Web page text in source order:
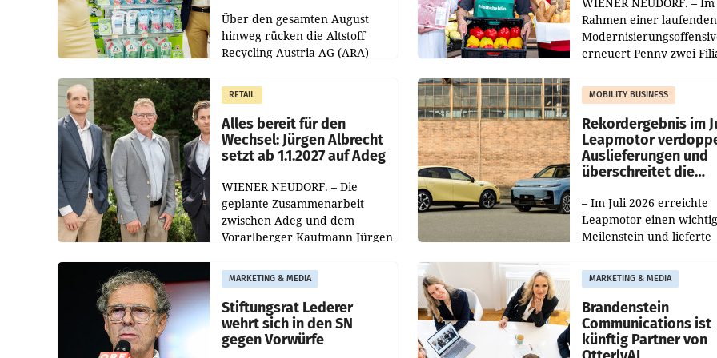
Über den gesamten August
hinweg rücken die Altstoff
Recycling Austria AG (ARA)
Müller die Initiative „Kreislauf-
Helden“ in allen
österreichischen Müller-Filialen
Rahmen einer laufenden
erneuert Penny zwei
Die beiden Standorte
Haag sowie im rund
RETAIL
Alles bereit für den
Wechsel: Jürgen Albrecht
setzt ab 1.1.2027 auf Adeg
WIENER NEUDORF. – Die
geplante Zusammenarbeit
zwischen Adeg und dem
Vorarlberger Kaufmann Jürgen
freigegeben: Die
Bundeswettbewerbsbehörde
und der Bundeskartellanwalt
MOBILITY BUSINESS
Rekordergebnis im
Leapmotor
Auslieferungen und
überschreitet die
– Im Juli 2026 erreichte
Leapmotor einen
Meilenstein und lieferte
aus, womit sich das
gegenüber Juli 2025
verdoppelte (+102
MARKETING & MEDIA
Stiftungsrat Lederer
wehrt sich in den SN
gegen Vorwürfe
MARKETING & MEDIA
Brandenstein
Communications ist
künftig Partner von